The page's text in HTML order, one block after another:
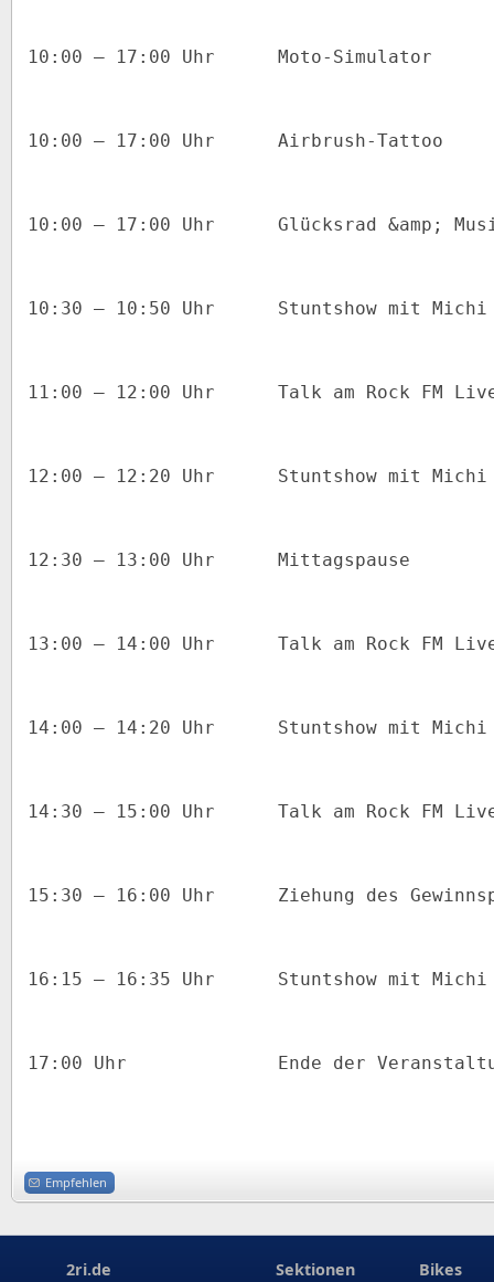
10:00 – 17:00 Uhr Moto-Simulator
10:00 – 17:00 Uhr Airbrush-Tattoo
10:00 – 17:00 Uhr Glücksrad &amp;
10:30 – 10:50 Uhr Stuntshow mit
11:00 – 12:00 Uhr Talk am Rock FM
12:00 – 12:20 Uhr Stuntshow mit
12:30 – 13:00 Uhr Mittagspause
13:00 – 14:00 Uhr Talk am Rock FM
14:00 – 14:20 Uhr Stuntshow mit
14:30 – 15:00 Uhr Talk am Rock FM
15:30 – 16:00 Uhr Ziehung des
16:15 – 16:35 Uhr Stuntshow mit
17:00 Uhr Ende der
Empfehlen
2ri.de Sektionen Bikes